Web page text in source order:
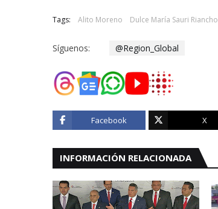
Tags: Alito Moreno Dulce María Sauri Riancho
Síguenos: @Region_Global
Facebook X
INFORMACIÓN RELACIONADA